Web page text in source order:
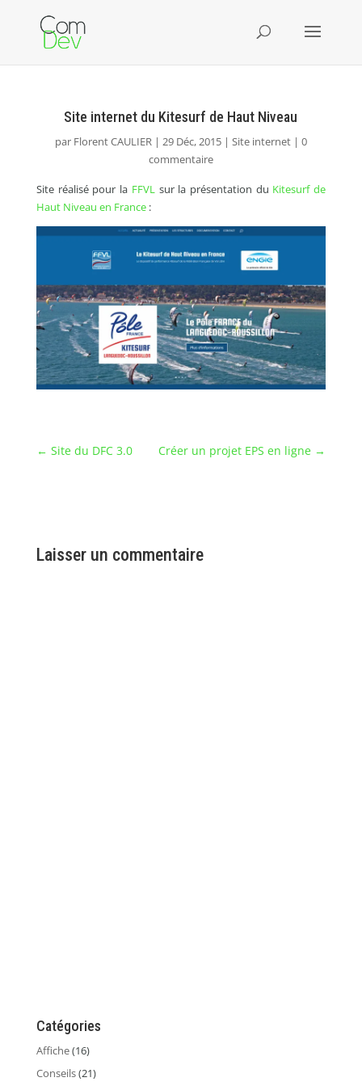
Site internet du Kitesurf de Haut Niveau
par Florent CAULIER 29 Déc, 2015 Site internet
0
commentaire
Site réalisé pour la FFVLsur la présentation du Kitesurf de
Haut Niveau en France:
← Site du DFC 3.0 Créer un projet EPS en ligne →
Laisser un commentaire
Catégories
Affiche(16)
Conseils(21)